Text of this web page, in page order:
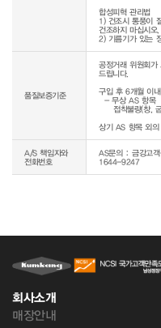
합성피혁 관리법
1) 건조시 통풍이
건조하지 마십시오.
2) 기름기가 있는
품질보증기준
공정거래 위원회가
드립니다.
구입 후 6개월 이내
  - 무상 AS 항목
상기 AS 항목 외의
A/S 책임자와
전화번호
AS문의 : 금강고
1644-9247
회사소개
매장안내